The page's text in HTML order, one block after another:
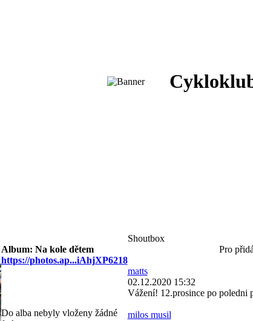
Album: Na kole dětem
https://photos.ap...iAhjXP6218
Do alba nebyly vloženy žádné
Shoutbox
Pro
matts
02.12.2020 15:32
Vážení! 12.prosince po poledni
milos musil